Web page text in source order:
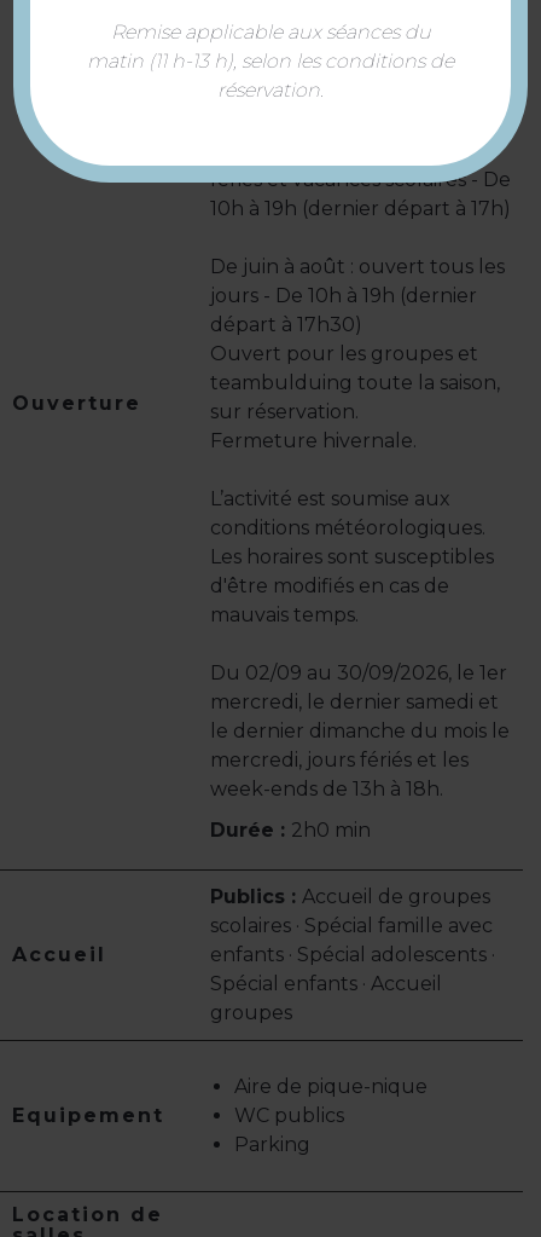
Ouverture
vendredi de 13h à 19h19. Les
week-ends de 11h à 19h.
En avril, mai, septembre,
mercredis, week-ends, jours
fériés et vacances scolaires - De
10h à 19h (dernier départ à 17h)
De juin à août : ouvert tous les
jours - De 10h à 19h (dernier
départ à 17h30)
Ouvert pour les groupes et
teambulduing toute la saison,
sur réservation.
Fermeture hivernale.
L’activité est soumise aux
conditions météorologiques.
Les horaires sont susceptibles
d'être modifiés en cas de
mauvais temps.
Du 02/09 au 30/09/2026, le 1er
mercredi, le dernier samedi et
le dernier dimanche du mois le
mercredi, jours fériés et les
week-ends de 13h à 18h.
Durée : 2h0 min
Accueil
Publics : Accueil de groupes
scolaires · Spécial famille avec
enfants · Spécial adolescents ·
Spécial enfants · Accueil
groupes
Equipement
Aire de pique-nique
WC publics
Parking
Location de
Remise applicable aux séances du
matin (11 h-13 h), selon les conditions de
réservation.